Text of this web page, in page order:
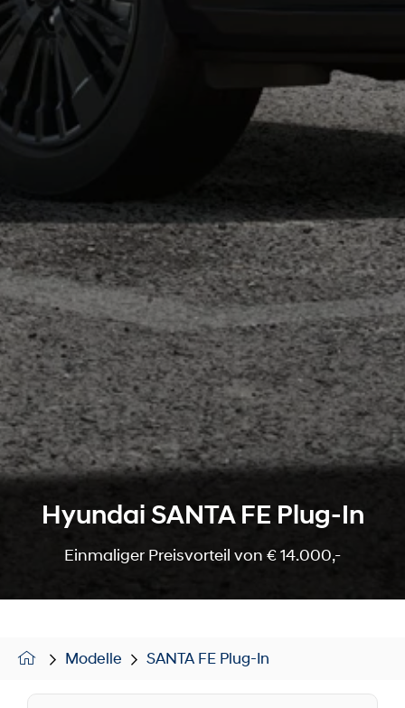
Hyundai SANTA FE Plug-In
Einmaliger Preisvorteil von € 14.000,-
Modelle SANTA FE Plug-In